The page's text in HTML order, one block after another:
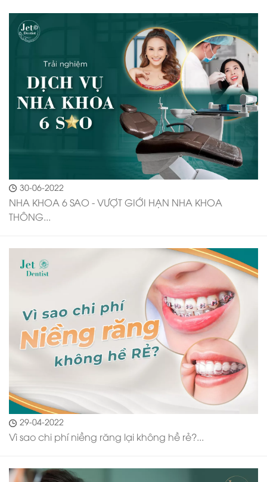
30-06-2022
NHA KHOA 6 SAO - VƯỢT GIỚI HẠN NHA KHOA
THÔNG...
29-04-2022
Vì sao chi phí niềng răng lại không hề rẻ?...